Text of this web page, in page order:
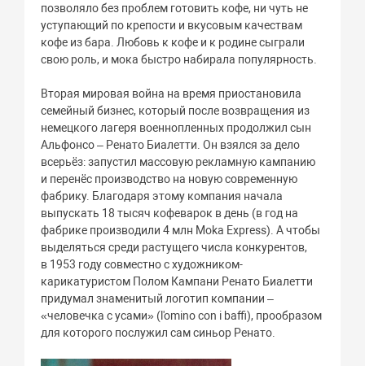
позволяло без проблем готовить кофе, ни чуть не
уступающий по крепости и вкусовым качествам
кофе из бара. Любовь к кофе и к родине сыграли
свою роль, и мока быстро набирала популярность.
Вторая мировая война на время приостановила
семейный бизнес, который после возвращения из
немецкого лагеря военнопленных продолжил сын
Альфонсо – Ренато Биалетти. Он взялся за дело
всерьёз: запустил массовую рекламную кампанию
и перенёс производство на новую современную
фабрику. Благодаря этому компания начала
выпускать 18 тысяч кофеварок в день (в год на
фабрике производили 4 млн Moka Express). А чтобы
выделяться среди растущего числа конкурентов,
в 1953 году совместно с художником-
карикатуристом Полом Кампани Ренато Биалетти
придумал знаменитый логотип компании –
«человечка с усами» (l'omino con i baffi), прообразом
для которого послужил сам синьор Ренато.